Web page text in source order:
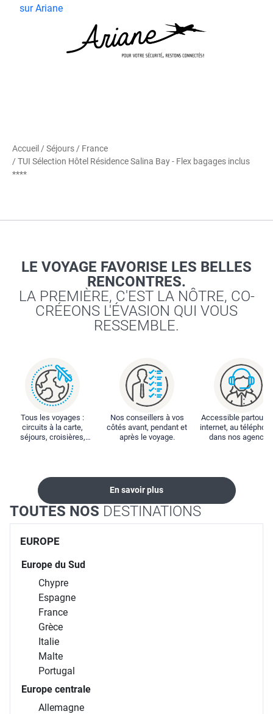
sur Ariane
Accueil /Séjours / France
/ TUI Sélection Hôtel Résidence Salina Bay - Flex bagages inclus
****
LE VOYAGE FAVORISE LES BELLES
RENCONTRES.
LA PREMIÈRE, C'EST LA NÔTRE, CO-
CRÉEONS L'ÉVASION QUI VOUS
RESSEMBLE.
Tous les voyages :
circuits à la carte,
séjours, croisières,
Nos conseillers à vos
côtés avant, pendant et
après le voyage.
Accessible partout :
internet, au
dans nos
En savoir plus
TOUTES NOS DESTINATIONS
EUROPE
Europe du Sud
Chypre
Espagne
France
Grèce
Italie
Malte
Portugal
Europe centrale
Allemagne